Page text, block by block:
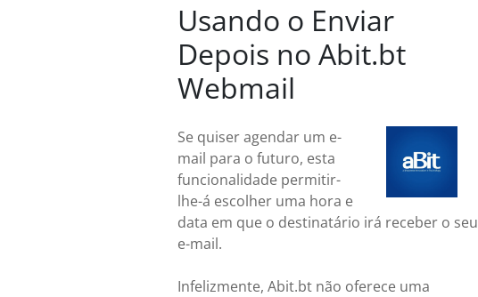
Usando o Enviar
Depois no Abit.bt
Webmail
Se quiser agendar um e-
mail para o futuro, esta
funcionalidade permitir-
lhe-á escolher uma hora e
data em que o destinatário irá receber o seu
e-mail.
Infelizmente, Abit.bt não oferece uma